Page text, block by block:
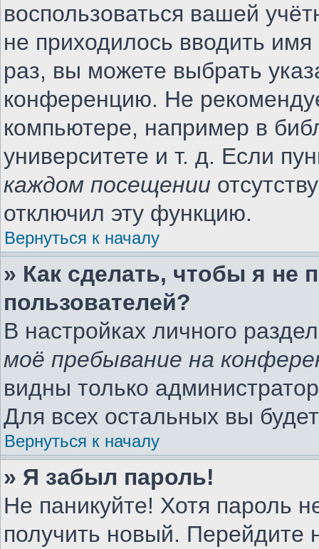
воспользоваться вашей
не приходилось вводить
раз, вы можете выбрать
конференцию. Не
компьютере, например в
университете и т. д. Если
каждом посещении
отключил эту функцию.
Вернуться к началу
» Как сделать, чтобы я не
пользователей?
В настройках личного
моё пребывание на
видны только
Для всех остальных вы
Вернуться к началу
» Я забыл пароль!
Не паникуйте! Хотя пароль
получить новый. Перейдите